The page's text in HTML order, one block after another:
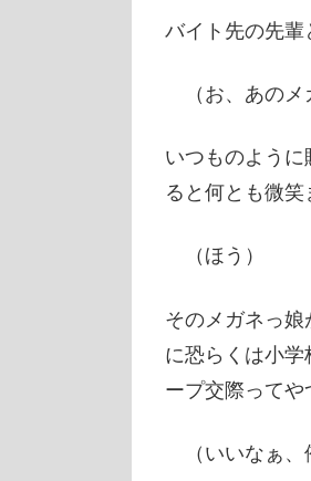
バイト先の先輩
（お、あのメ
いつものよう
ると何とも微笑
（ほう）
そのメガネっ
に恐らくは小
ープ交際ってや
（いいなぁ、